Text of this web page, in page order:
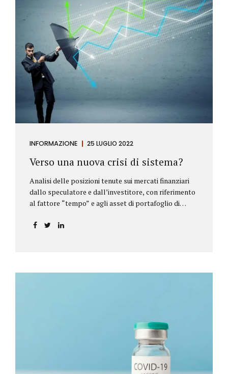
INFORMAZIONE 25 LUGLIO 2022
Verso una nuova crisi di sistema?
Analisi delle posizioni tenute sui mercati finanziari
dallo speculatore e dall’investitore, con riferimento
al fattore “tempo” e agli asset di portafoglio di
l’investitore Nelle definizioni di Wikipedia si legge:
Investitore: è colui che decide di investire il proprio
loro investimenti, mentre gli speculatori cercano...